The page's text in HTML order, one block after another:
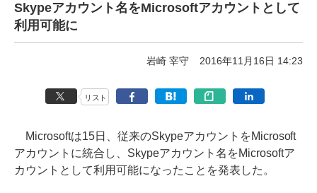
Skypeアカウント名をMicrosoftアカウントとして
利用可能に
岩崎 宰守 2016年11月16日 14:23
リスト
Microsoftは15日、従来のSkypeアカウントをMicrosoft
アカウントに統合し、Skypeアカウント名をMicrosoftア
カウントとして利用可能になったことを発表した。